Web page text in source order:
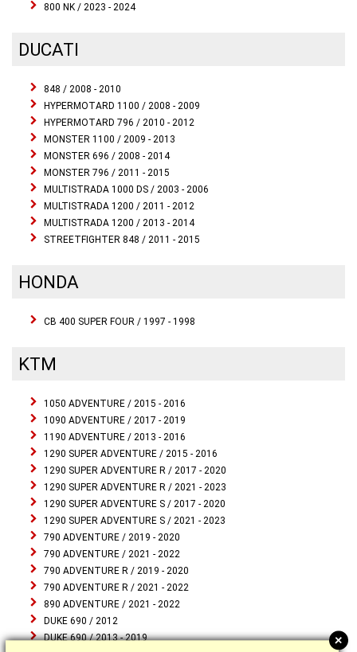
800 NK / 2023 - 2024
DUCATI
848 / 2008 - 2010
HYPERMOTARD 1100 / 2008 - 2009
HYPERMOTARD 796 / 2010 - 2012
MONSTER 1100 / 2009 - 2013
MONSTER 696 / 2008 - 2014
MONSTER 796 / 2011 - 2015
MULTISTRADA 1000 DS / 2003 - 2006
MULTISTRADA 1200 / 2011 - 2012
MULTISTRADA 1200 / 2013 - 2014
STREETFIGHTER 848 / 2011 - 2015
HONDA
CB 400 SUPER FOUR / 1997 - 1998
KTM
1050 ADVENTURE / 2015 - 2016
1090 ADVENTURE / 2017 - 2019
1190 ADVENTURE / 2013 - 2016
1290 SUPER ADVENTURE / 2015 - 2016
1290 SUPER ADVENTURE R / 2017 - 2020
1290 SUPER ADVENTURE R / 2021 - 2023
1290 SUPER ADVENTURE S / 2017 - 2020
1290 SUPER ADVENTURE S / 2021 - 2023
790 ADVENTURE / 2019 - 2020
790 ADVENTURE / 2021 - 2022
790 ADVENTURE R / 2019 - 2020
790 ADVENTURE R / 2021 - 2022
890 ADVENTURE / 2021 - 2022
DUKE 690 / 2012
DUKE 690 / 2013 - 2019
+